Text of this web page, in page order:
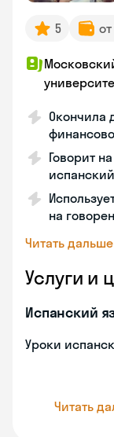
5
Окончила
Говорит
на
Читать дальше
Услуги и
Испанский
Уроки
Читать